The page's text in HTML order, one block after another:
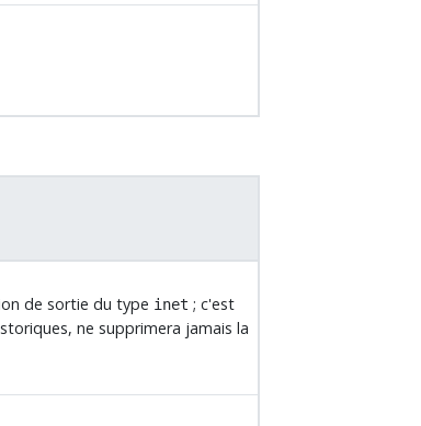
de sortie du type inet ; c'est
ne supprimera jamais la